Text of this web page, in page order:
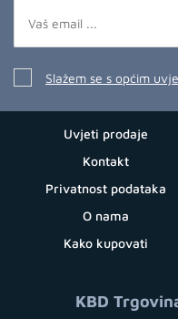
Slažem se s općim
Uvjeti prodaje
Kontakt
Privatnost podataka
O nama
Kako kupovati
KBD